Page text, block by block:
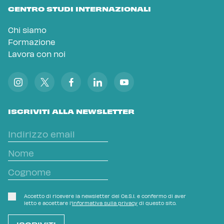
CENTRO STUDI INTERNAZIONALI
Chi siamo
Formazione
Lavora con noi
ISCRIVITI ALLA NEWSLETTER
Accetto di ricevere la newsletter del Ce.S.I. e confermo di aver
letto e accettare l'Informativa sulla privacy di questo sito.